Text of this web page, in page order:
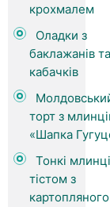
крохмалем
Оладки з
баклажанів та
кабачків
торт з
«Шапка
Тонкі
тістом з
картопляного